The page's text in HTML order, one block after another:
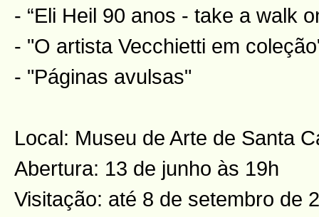
- “Eli Heil 90 anos - take a walk
- "O artista Vecchietti em
- "Páginas avulsas"
Local: Museu de Arte de Santa
Abertura: 13 de junho às 19h
Visitação: até 8 de setembro de